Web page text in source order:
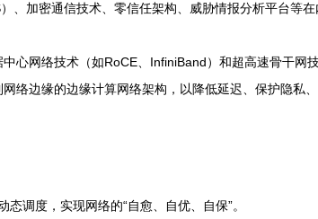
、加密通信技术、零信任架构、威胁情报分析平台等
心网络技术（如RoCE、InfiniBand）和超高速骨干网技
络边缘的边缘计算网络架构，以降低延迟、保护隐私、
调度，实现网络的“自愈、自优、自保”。